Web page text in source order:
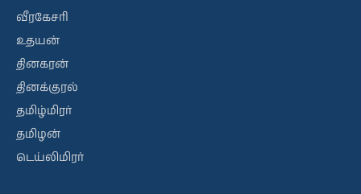
வீரகேசரி
உதயன்
தினகரன்
தினக்குரல்
தமிழ்மிரர்
தமிழன்
டெய்லிமிரர்